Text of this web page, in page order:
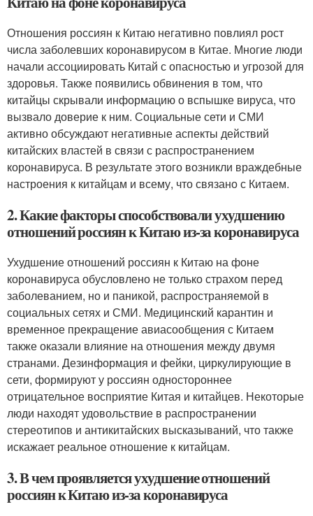
Отношения россиян к Китаю негативно повлиял рост
числа заболевших коронавирусом в Китае. Многие люди
начали ассоциировать Китай с опасностью и угрозой для
здоровья. Также появились обвинения в том, что
китайцы скрывали информацию о вспышке вируса, что
вызвало доверие к ним. Социальные сети и СМИ
активно обсуждают негативные аспекты действий
китайских властей в связи с распространением
коронавируса. В результате этого возникли враждебные
настроения к китайцам и всему, что связано с Китаем.
2. Какие факторы способствовали ухудшению
отношений россиян к Китаю из-за коронавируса
Ухудшение отношений россиян к Китаю на фоне
коронавируса обусловлено не только страхом перед
заболеванием, но и паникой, распространяемой в
социальных сетях и СМИ. Медицинский карантин и
временное прекращение авиасообщения с Китаем
также оказали влияние на отношения между двумя
странами. Дезинформация и фейки, циркулирующие в
сети, формируют у россиян одностороннее
отрицательное восприятие Китая и китайцев. Некоторые
люди находят удовольствие в распространении
стереотипов и антикитайских высказываний, что также
искажает реальное отношение к китайцам.
3. В чем проявляется ухудшение отношений
россиян к Китаю из-за коронавируса